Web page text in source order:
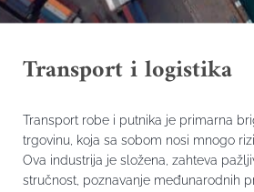
Transport i logistika
Transport robe i putnika je primarna
trgovinu, koja sa sobom nosi mnogo
Ova industrija je složena, zahteva
stručnost, poznavanje međunarodnih